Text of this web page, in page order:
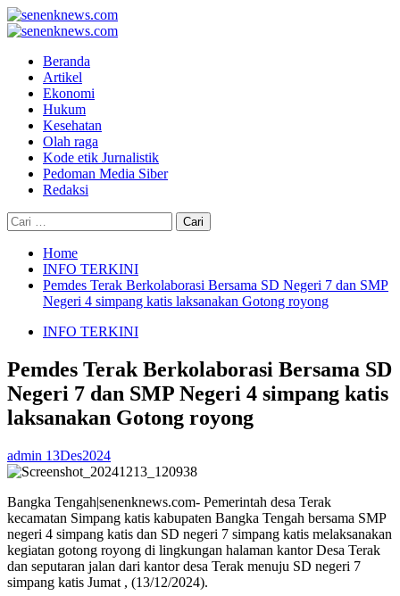
Skip
to
Primary
Beranda
Artikel
Ekonomi
Hukum
Kesehatan
Olah raga
Kode etik Jurnalistik
Pedoman Media Siber
Redaksi
Cari
untuk:
Home
INFO TERKINI
Pemdes Terak Berkolaborasi Bersama SD Negeri 7 dan SMP
Negeri 4 simpang katis laksanakan Gotong royong
INFO TERKINI
Pemdes Terak Berkolaborasi Bersama SD
Negeri 7 dan SMP Negeri 4 simpang katis
laksanakan Gotong royong
admin 13Des2024
Bangka Tengah|senenknews.com- Pemerintah desa Terak
kecamatan Simpang katis kabupaten Bangka Tengah bersama SMP
negeri 4 simpang katis dan SD negeri 7 simpang katis melaksanakan
kegiatan gotong royong di lingkungan halaman kantor Desa Terak
dan seputaran jalan dari kantor desa Terak menuju SD negeri 7
simpang katis Jumat , (13/12/2024).